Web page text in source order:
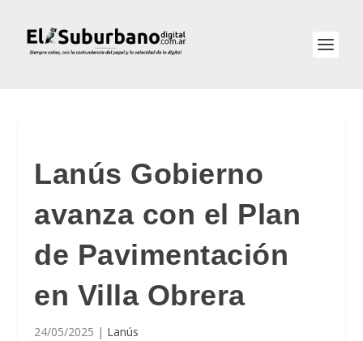
Lanús Gobierno
avanza con el Plan
de Pavimentación
en Villa Obrera
24/05/2025 | Lanús